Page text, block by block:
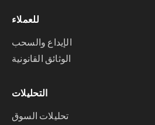
للعملاء
الإيداع والسحب
الوثائق القانونية
التحليلات
تحليلات السوق